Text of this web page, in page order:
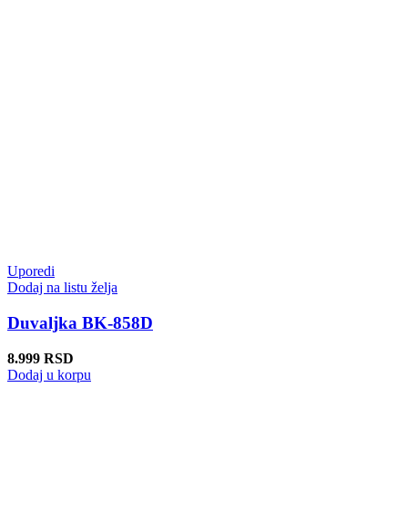
Uporedi
Dodaj na listu želja
Duvaljka BK-858D
8.999 RSD
Dodaj u korpu